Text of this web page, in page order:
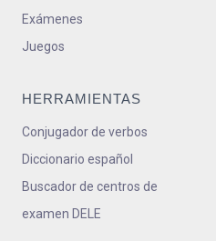
Exámenes
Juegos
HERRAMIENTAS
Conjugador de verbos
Diccionario español
Buscador de centros de
examen DELE